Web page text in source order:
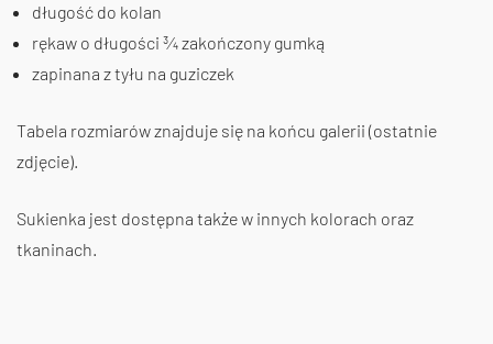
długość do kolan
rękaw o długości ¾ zakończony gumką
zapinana z tyłu na guziczek
Tabela rozmiarów znajduje się na końcu galerii (ostatnie
zdjęcie).
Sukienka jest dostępna także w innych kolorach oraz
tkaninach.